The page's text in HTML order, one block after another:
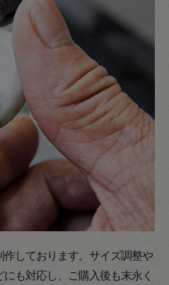
しております。サイズ調整や
も対応し、ご購入後も末永く